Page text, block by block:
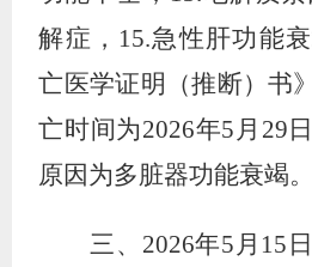
解症， 15.急性肝功能
亡医学证明（推断）书
亡时间为2026年5 月 29 日
原因为多脏器功能衰竭。
三、 2026年5 月 15 日